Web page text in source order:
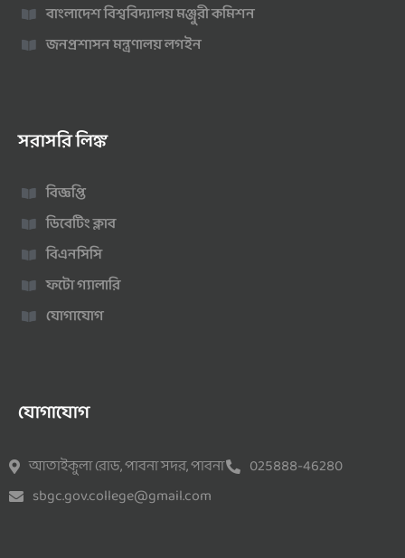
বাংলাদেশ বিশ্ববিদ্যালয় মঞ্জুরী কমিশন
জনপ্রশাসন মন্ত্রণালয় লগইন
সরাসরি লিঙ্ক
বিজ্ঞপ্তি
ডিবেটিং ক্লাব
বিএনসিসি
ফটো গ্যালারি
যোগাযোগ
যোগাযোগ
আতাইকুলা রোড, পাবনা সদর, পাবনা
025888-46280
sbgc.gov.college@gmail.com